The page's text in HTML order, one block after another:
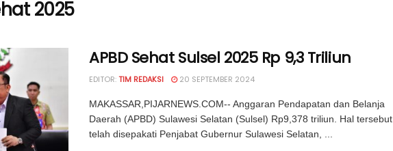
2025
APBD Sehat Sulsel 2025 Rp 9,3 Triliun
EDITOR:TIM REDAKSI 20 SEPTEMBER 2024
MAKASSAR,PIJARNEWS.COM-- Anggaran Pendapatan dan Belanja
Daerah (APBD) Sulawesi Selatan (Sulsel) Rp9,378 triliun. Hal tersebut
telah disepakati Penjabat Gubernur Sulawesi Selatan, ...